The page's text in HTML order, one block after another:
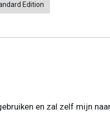
Edition
en zal zelf mijn